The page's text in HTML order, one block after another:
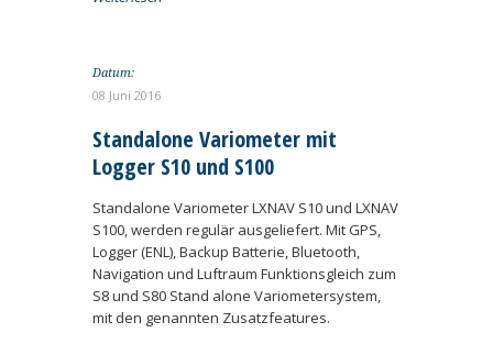
Datum:
08 Juni 2016
Standalone Variometer mit
Logger S10 und S100
Standalone Variometer LXNAV S10 und LXNAV
S100, werden regulär ausgeliefert. Mit GPS,
Logger (ENL), Backup Batterie, Bluetooth,
Navigation und Luftraum Funktionsgleich zum
S8 und S80 Stand alone Variometersystem,
mit den genannten Zusatzfeatures.